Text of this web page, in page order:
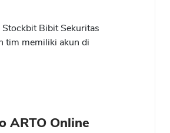
Bibit Sekuritas
tim memiliki akun di
ARTO Online